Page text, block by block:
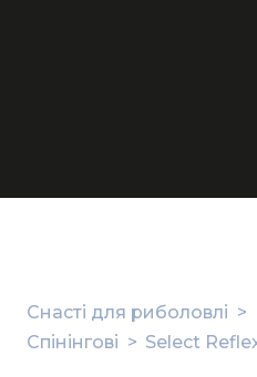
Снасті для риболовлі
Спінінгові
Select